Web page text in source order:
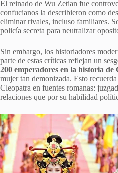
El reinado de Wu Zetian fue
confucianos la describieron como
eliminar rivales, incluso familiares.
policía secreta para neutralizar
Sin embargo, los historiadores
parte de estas críticas reflejan un
200 emperadores en la historia de
mujer tan demonizada. Esto
Cleopatra en fuentes romanas:
relaciones que por su habilidad